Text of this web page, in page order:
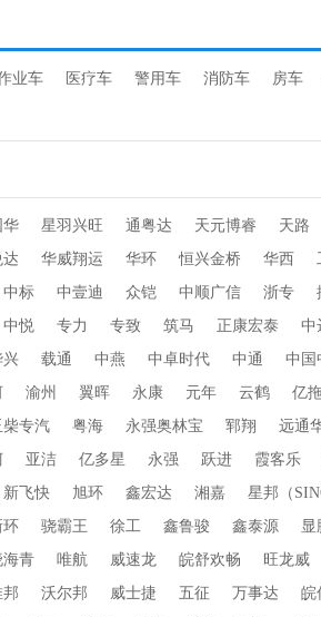
今日推
业车 医疗车 警用车 消防车 房车
华 星羽兴旺 通粤达 天元博睿 天路
华威翔运 华环 恒兴金桥 华西
中标 中壹迪 众铠 中顺广信 浙专
中悦 专力 专致 筑马 正康宏泰 中
兴 载通 中燕 中卓时代 中通 中国
渝州 翼晖 永康 元年 云鹤 亿
柴专汽 粤海 永强奥林宝 郓翔 远通
亚洁 亿多星 永强 跃进 霞客乐
新飞快 旭环 鑫宏达 湘嘉 星邦（
环 骁霸王 徐工 鑫鲁骏 鑫泰源 显
海青 唯航 威速龙 皖舒欢畅 旺龙威
邦 沃尔邦 威士捷 五征 万事达 皖